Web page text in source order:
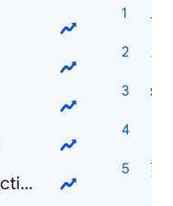
sumo wrestling practice tokyo
ポ
オ
熊